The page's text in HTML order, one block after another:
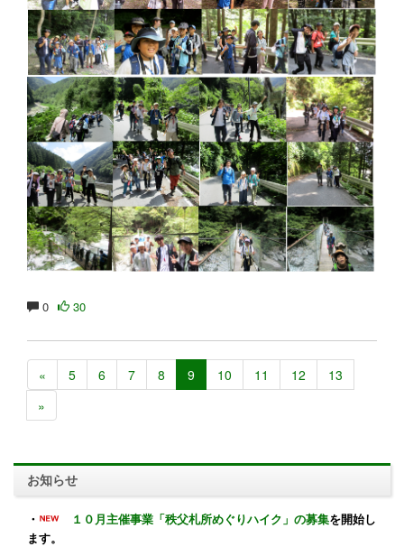
0 30
« 5 6 7 8 9 10 11 12
13
»
お知らせ
・ １０月主催事業「秩父札所めぐりハイク」の募集を開始し
ます。